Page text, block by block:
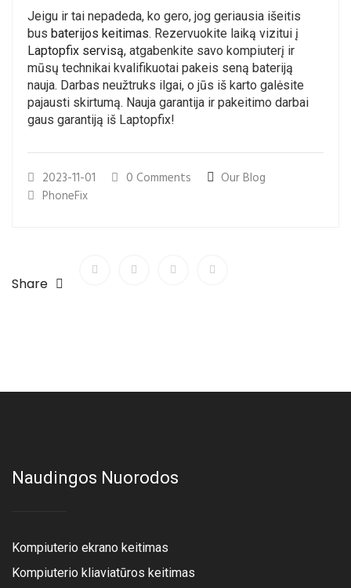
Jeigu ir tai nepadeda, ko gero, jog geriausia išeitis
bus baterijos keitimas. Rezervuokite laiką vizitui į
Laptopfix servisą, atgabenkite savo kompiuterį ir
mūsų technikai kvalifikuotai pakeis seną bateriją
nauja. Darbas neužtruks ilgai, o jūs iš karto galėsite
pajausti skirtumą. Nauja garantija ir pakeitimo darbai
gaus garantiją iš Laptopfix!
2023-11-01 0 Comments
Our Blog
PhoneFix
Share
Naudingos Nuorodos
Kompiuterio ekrano keitimas
Kompiuterio kliaviatūros keitimas